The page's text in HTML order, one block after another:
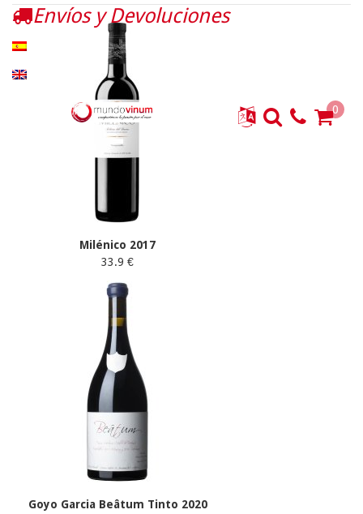
Milénico 2017
33.9 €
Goyo Garcia Beâtum Tinto 2020
Envíos y Devoluciones
0